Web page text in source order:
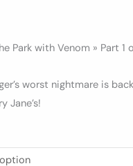
Park with Venom » Part 1
worst nightmare is
Jane’s!